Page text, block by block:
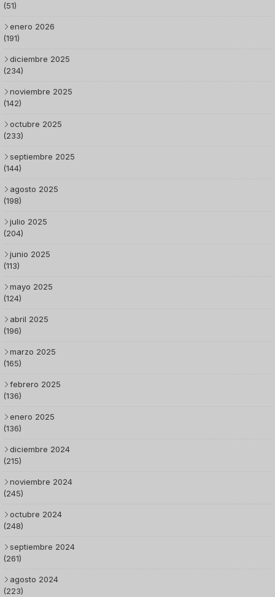
(51)
enero 2026
(191)
diciembre 2025
(234)
noviembre 2025
(142)
octubre 2025
(233)
septiembre 2025
(144)
agosto 2025
(198)
julio 2025
(204)
junio 2025
(113)
mayo 2025
(124)
abril 2025
(196)
marzo 2025
(165)
febrero 2025
(136)
enero 2025
(136)
diciembre 2024
(215)
noviembre 2024
(245)
octubre 2024
(248)
septiembre 2024
(261)
agosto 2024
(223)